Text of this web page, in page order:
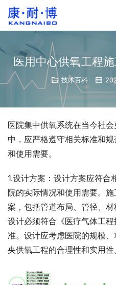
医用中心供氧工程
技术百科
医院集中供氧系统在当今社
中，应严格遵守相关标准和
和使用需要。
1.设计方案：设计方案应符合
院的实际情况和使用需要。
案，包括管道布局、管径、
设计必须符合《医疗气体工
准。设计应考虑医院的规模
央供氧工程的合理性和实用性